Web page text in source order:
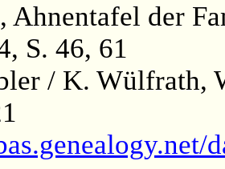
Ahnentafel der
S. 46, 61
/ K. Wülfrath,